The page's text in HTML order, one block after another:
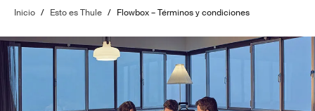
Inicio / Esto es Thule / Flowbox – Términos y condiciones